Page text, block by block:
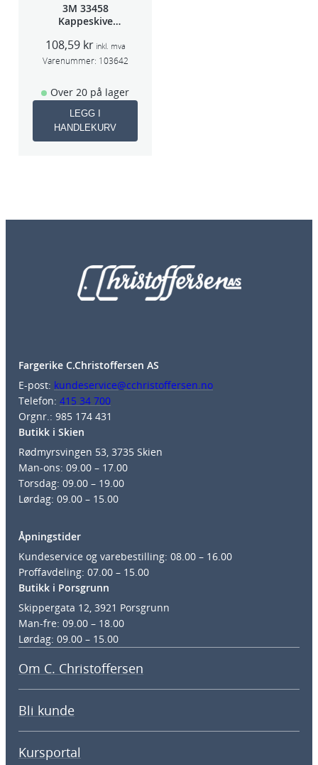
3M 33458
Kappeskive
5stk/pk pris/stk
108,59 kr inkl. mva
Varenummer: 103642
Over 20 på lager
LEGG I
HANDLEKURV
Fargerike C.Christoffersen AS
E-post: kundeservice@cchristoffersen.no
Telefon: 415 34 700
Orgnr.: 985 174 431
Butikk i Skien
Rødmyrsvingen 53, 3735 Skien
Man-ons: 09.00 – 17.00
Torsdag: 09.00 – 19.00
Lørdag: 09.00 – 15.00
Åpningstider
Kundeservice og varebestilling: 08.00 – 16.00
Proffavdeling: 07.00 – 15.00
Butikk i Porsgrunn
Skippergata 12, 3921 Porsgrunn
Man-fre: 09.00 – 18.00
Lørdag: 09.00 – 15.00
Om C. Christoffersen
Bli kunde
Kursportal